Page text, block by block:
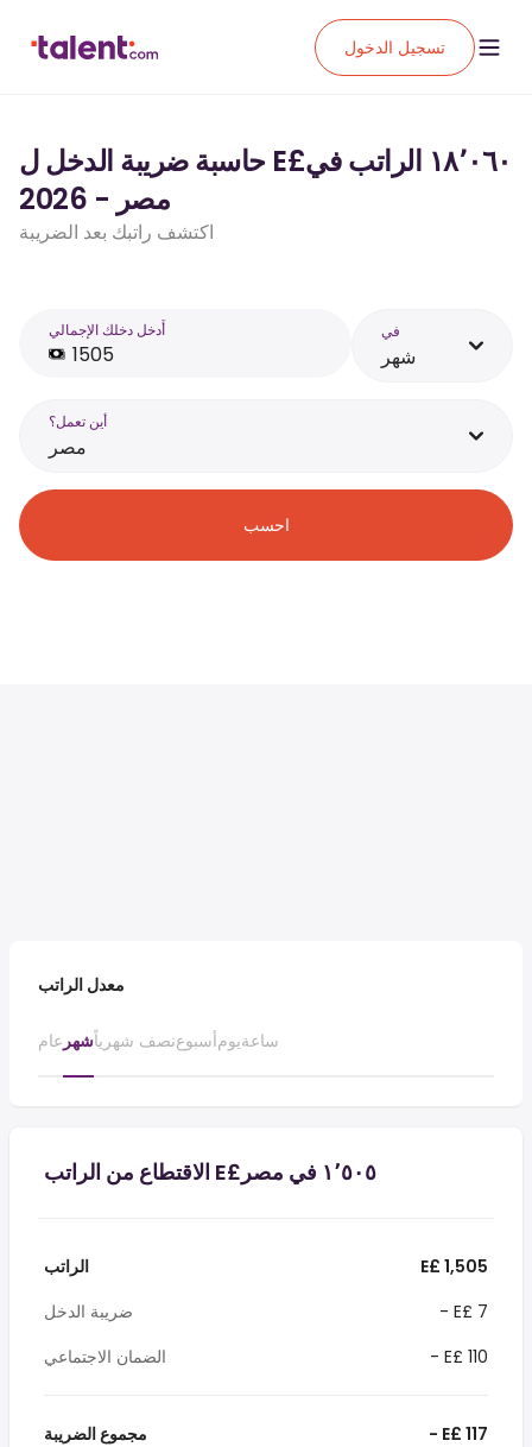
تسجيل الدخول
حاسبة ضريبة الدخل ل E£‏١٨٬٠٦٠ الراتب في
مصر - 2026
اكتشف راتبك بعد الضريبة
أَدخل دخلك الإجمالي في
شهر
أين تعمل؟
مصر
احسب
معدل الراتب
عام شهرنصف شهرياًأسبوعيومساعة
الراتب
E£ 1,505
ضريبة الدخل
- E£ 7
الضمان الاجتماعي
- E£ 110
مجموع الضريبة - E£ 117